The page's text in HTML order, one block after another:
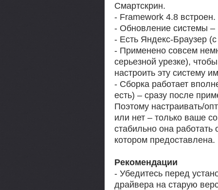
Смартскрин.
- Framework 4.8 встроен.
- Обновление системы –
- Есть Яндекс-Браузер
- Применено совсем
серьезной урезке),
настроить эту систему
- Сборка работает
есть) – сразу после
Поэтому настраивать/
или нет – только ваше
стабильно она
котором предоставлена.
Рекомендации
- Убедитесь перед
драйвера на старую